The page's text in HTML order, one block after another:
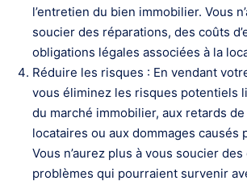
l’entretien du bien immobilier. Vous
soucier des réparations, des coûts
obligations légales associées à la
Réduire les risques : En vendant
vous éliminez les risques potentiels
du marché immobilier, aux retards
locataires ou aux dommages causés
Vous n’aurez plus à vous soucier
problèmes qui pourraient survenir